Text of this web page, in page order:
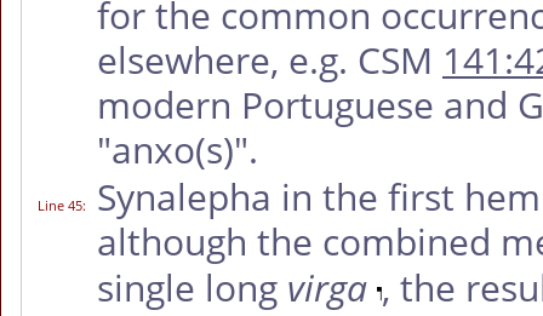
for the common
elsewhere, e.g. CSM
modern Portuguese and
"anxo(s)".
Line 45:
Synalepha in the first
although the combined
single long virga , the